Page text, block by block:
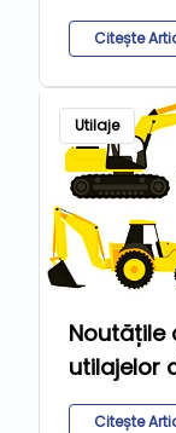
Citește
Utilaje
Noutățile
utilajelor
Citește